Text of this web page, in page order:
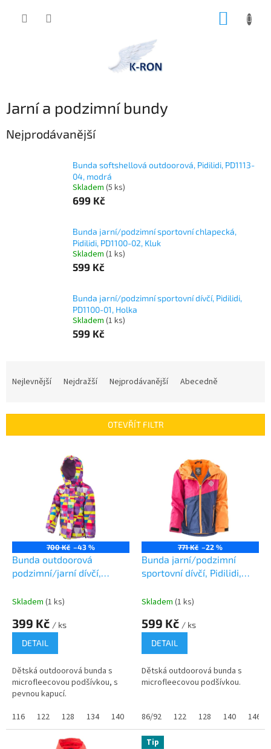
Jarní a podzimní bundy
Nejprodávanější
Bunda softshellová outdoorová, Pidilidi, PD1113-
04, modrá
Skladem (5 ks)
699 Kč
Bunda jarní/podzimní sportovní chlapecká,
Pidilidi, PD1100-02, Kluk
Skladem (1 ks)
599 Kč
Bunda jarní/podzimní sportovní dívčí, Pidilidi,
PD1100-01, Holka
Skladem (1 ks)
599 Kč
í
Nejlevnější Nejdražší Nejprodávanější Abecedně
OTEVŘÍT FILTR
700 Kč –43 %
Bunda outdoorová
podzimní/jarní dívčí,
Skladem (1 ks)
399 Kč / ks
DETAIL
Dětská outdoorová bunda s
microfleecovou podšívkou, s
pevnou kapucí.
116
122 128 134 140 152
771 Kč –22 %
Bunda jarní/podzimní
sportovní dívčí, Pidilidi,
Skladem (1 ks)
599 Kč / ks
DETAIL
Dětská outdoorová bunda s
microfleecovou podšívkou.
86/92 122 128 140 146
Tip